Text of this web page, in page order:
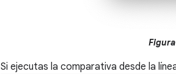
Si ejecutas la comparativa desde la